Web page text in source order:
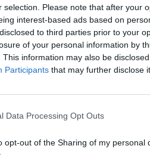
selection. Please note that after your
interest-based ads based on
to third parties prior to your
of your personal information by
This information may also be
Participants that may further disclose
Data Processing Opt Outs
opt-out of the Sharing of my personal
apprécié l’article ?
nous, faites un don !